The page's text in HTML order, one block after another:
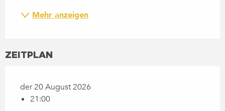
Mehr anzeigen
ZEITPLAN
der 20 August 2026
21:00